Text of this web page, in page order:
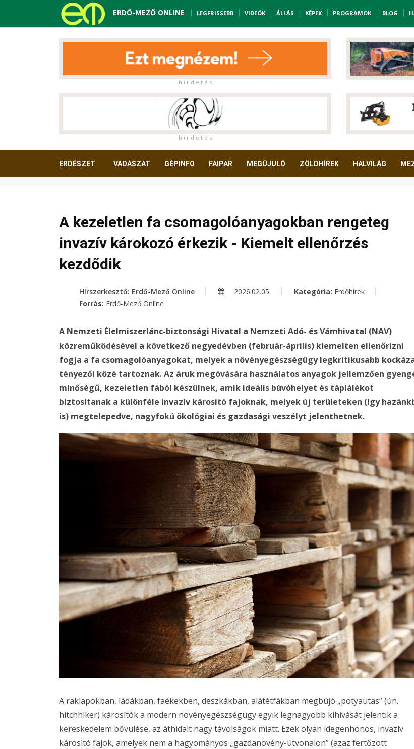
ERDŐ-MEZŐ ONLINE LEGFRISSEBB VIDEÓK ÁLLÁS KÉPEK PROGRAMOK BLOG
h i r d e t é s
h i r d e t é s
ERDÉSZET VADÁSZAT GÉPINFO FAIPAR MEGÚJULÓ ZÖLDHÍREK HALVILÁG
A kezeletlen fa csomagolóanyagokban rengeteg
invazív károkozó érkezik - Kiemelt ellenőrzés
kezdődik
Hírszerkesztő: Erdő-Mező Online 2026.02.05. Kategória: Erdőhírek
Forrás: Erdő-Mező Online
A Nemzeti Élelmiszerlánc-biztonsági Hivatal a Nemzeti Adó- és Vámhivatal (NAV)
közreműködésével a következő negyedévben (február-április) kiemelten ellenőrizni
fogja a fa csomagolóanyagokat, melyek a növényegészségügy legkritikusabb
tényezői közé tartoznak. Az áruk megóvására használatos anyagok jellemzően
minőségű, kezeletlen fából készülnek, amik ideális búvóhelyet és táplálékot
biztosítanak a különféle invazív károsító fajoknak, melyek új területeken (így
is) megtelepedve, nagyfokú ökológiai és gazdasági veszélyt jelenthetnek.
A raklapokban, ládákban, faékekben, deszkákban, alátétfákban megbújó „potyautas” (ún.
hitchhiker) károsítók a modern növényegészségügy egyik legnagyobb kihívását jelentik a
kereskedelem bővülése, az áthidalt nagy távolságok miatt. Ezek olyan idegenhonos, invazív
károsító fajok, amelyek nem a hagyományos „gazdanövény-útvonalon” (azaz fertőzött